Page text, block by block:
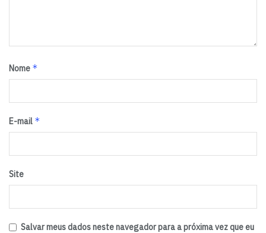
Nome *
E-mail *
Site
Salvar meus dados neste navegador para a próxima vez que eu